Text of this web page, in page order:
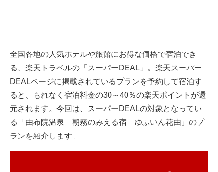
全国各地の人気ホテルや旅館にお得な価格で宿泊でき
る、楽天トラベルの「スーパーDEAL」。楽天スーパー
DEALページに掲載されているプランを予約して宿泊す
ると、もれなく宿泊料金の30～40％の楽天ポイントが還
元されます。今回は、スーパーDEALの対象となってい
る「由布院温泉 朝霧のみえる宿 ゆふいん花由」のプ
ランを紹介します。